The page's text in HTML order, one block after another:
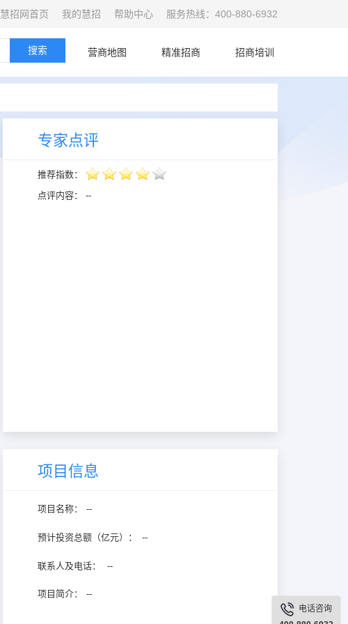
慧招网首页 我的慧招 帮助中心 服务热线：400-880-6932
首页 营商地图 精准招商 招商培训
搜索
专家点评
推荐指数：
点评内容： --
项目信息
项目名称： --
预计投资总额（亿元）： --
联系人及电话： --
项目简介： --
电话咨询